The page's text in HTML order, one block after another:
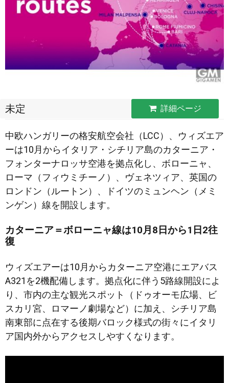
未定 詳細ページ
中欧ハンガリーの格安航空会社（LCC）、ウィズエア
ーは10月からイタリア・シチリア島のカターニア・
フォンターナロッサ空港を拠点化し、ボローニャ、
ローマ（フィウミチーノ）、ヴェネツィア、英国の
ロンドン（ルートン）、ドイツのミュンヘン（メミ
ンゲン）線を開設します。
カターニア＝ボローニャ線は10月8日から1日2往
復
ウィズエアーは10月からカターニア空港にエアバス
A321を2機配備します。拠点化に伴う5路線開設によ
り、市内の主な観光スポット（ドゥオーモ広場、ビ
スカリ宮、ロマーノ劇場など）に加え、シチリア島
南東部に点在する後期バロック様式の街々にイタリ
ア国内外からアクセスしやすくなります。